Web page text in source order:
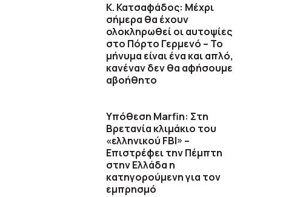
Κ. Κατσαφάδος: Μέχρι
σήμερα θα έχουν
ολοκληρωθεί οι αυτοψίες
στο Πόρτο Γερμενό – Το
μήνυμα είναι ένα και απλό,
κανέναν δεν θα αφήσουμε
αβοήθητο
Υπόθεση Marfin: Στη
Βρετανία κλιμάκιο του
«ελληνικού FBI» –
Επιστρέφει την Πέμπτη
στην Ελλάδα η
κατηγορούμενη για τον
εμπρησμό